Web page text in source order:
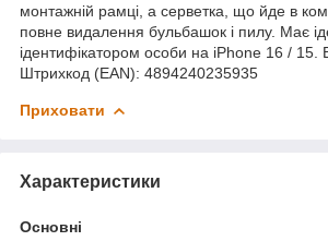
монтажній рамці, а серветка, що йде в
повне видалення бульбашок і пилу. Має
ідентифікатором особи на iPhone 16 / 15.
Штрихкод (EAN): 4894240235935
Приховати
Характеристики
Основні